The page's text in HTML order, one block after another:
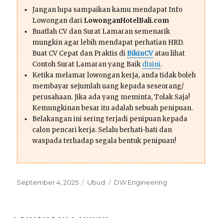
Jangan lupa sampaikan kamu mendapat Info
Lowongan dari LowonganHotelBali.com
Buatlah CV dan Surat Lamaran semenarik
mungkin agar lebih mendapat perhatian HRD.
Buat CV Cepat dan Praktis di BikinCVatau lihat
Contoh Surat Lamaran yang Baik disini.
Ketika melamar lowongan kerja, anda tidak boleh
membayar sejumlah uang kepada seseorang/
perusahaan. Jika ada yang meminta, Tolak Saja!
Kemungkinan besar itu adalah sebuah penipuan.
Belakangan ini sering terjadi penipuan kepada
calon pencari kerja. Selalu berhati-hati dan
waspada terhadap segala bentuk penipuan!
Posted
September 4, 2025 Categories
Ubud Tags
DW Engineering